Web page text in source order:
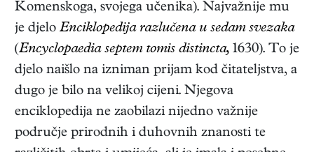
Komenskoga, svojega učenika). Najvažnije mu
je djelo Enciklopedija razlučena u sedam svezaka
(Encyclopaedia septem tomis distincta, 1630). To je
djelo naišlo na izniman prijam kod čitateljstva, a
dugo je bilo na velikoj cijeni. Njegova
enciklopedija ne zaobilazi nijedno važnije
područje prirodnih i duhovnih znanosti te